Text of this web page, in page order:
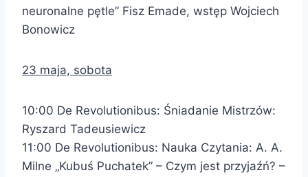
neuronalne pętle” Fisz Emade, wstęp Wojciech
Bonowicz
23 maja, sobota
10:00 De Revolutionibus: Śniadanie Mistrzów:
Ryszard Tadeusiewicz
11:00 De Revolutionibus: Nauka Czytania: A. A.
Milne „Kubuś Puchatek” – Czym jest przyjaźń? –